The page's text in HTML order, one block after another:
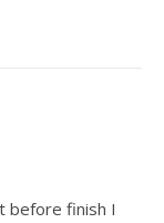
before finish I